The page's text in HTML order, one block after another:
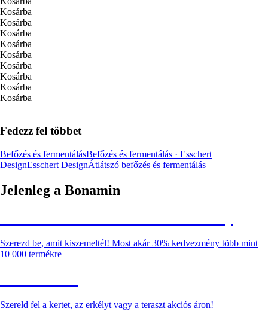
Kosárba
Kosárba
Kosárba
Kosárba
Kosárba
Kosárba
Kosárba
Kosárba
Kosárba
Fedezz fel többet
Befőzés és fermentálásBefőzés és fermentálás · Esschert
DesignEsschert DesignÁtlátszó befőzés és fermentálás
Jelenleg a Bonamin
Szerezd be, amit kiszemeltél! Most akár 30% kedvezmény több mint
10 000 termékre
Szereld fel a kertet, az erkélyt vagy a teraszt akciós áron!